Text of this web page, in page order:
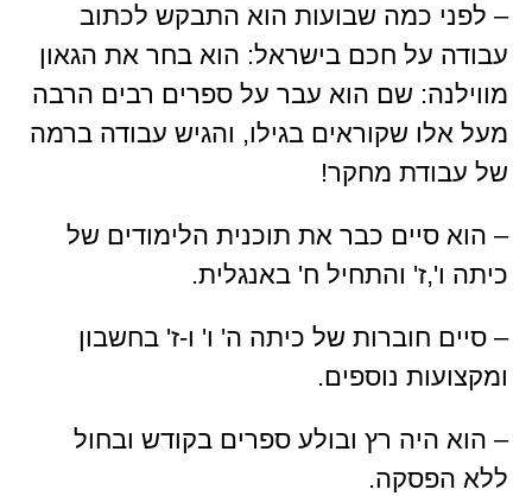
– לפני כמה שבועות הוא התבקש לכתוב
עבודה על חכם בישראל: הוא בחר את הגאון
מווילנה: שם הוא עבר על ספרים רבים הרבה
מעל אלו שקוראים בגילו, והגיש עבודה ברמה
של עבודת מחקר!
– הוא סיים כבר את תוכנית הלימודים של
כיתה ו',ז' והתחיל ח' באנגלית.
– סיים חוברות של כיתה ה' ו' ו-ז' בחשבון
ומקצועות נוספים.
– הוא היה רץ ובולע ספרים בקודש ובחול
ללא הפסקה.